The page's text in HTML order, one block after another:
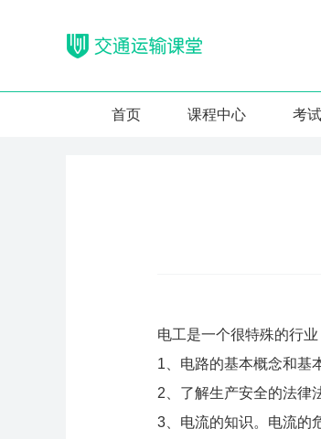
首页 课程中心 考
电工是一个很特殊的行
1、电路的基本概念和基
2、了解生产安全的法律
3、电流的知识。电流的